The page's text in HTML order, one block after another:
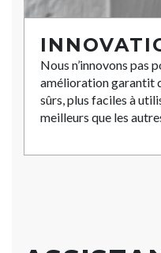
Nous n’innovons pas
amélioration garantit
sûrs, plus faciles à
meilleurs que les